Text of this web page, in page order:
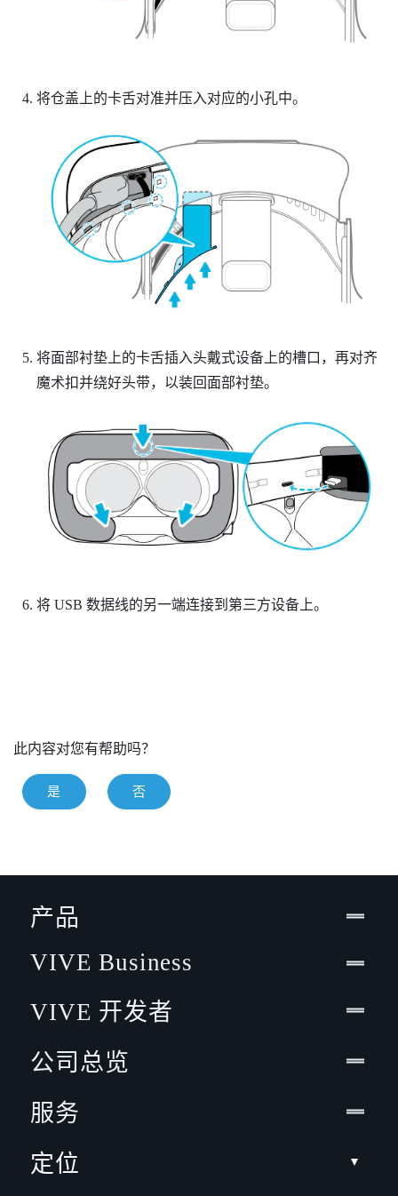
将仓盖上的卡舌对准并压入对应的小孔中。
将面部衬垫上的卡舌插入头戴式设备上的槽口，再对齐
魔术扣并绕好头带，以装回面部衬垫。
将 USB 数据线的另一端连接到第三方设备上。
此内容对您有帮助吗？
是 否
产品
VIVE Business
VIVE 开发者
公司总览
服务
定位